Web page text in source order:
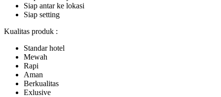
Siap antar ke lokasi
Siap setting
Kualitas produk :
Standar hotel
Mewah
Rapi
Aman
Berkualitas
Exlusive